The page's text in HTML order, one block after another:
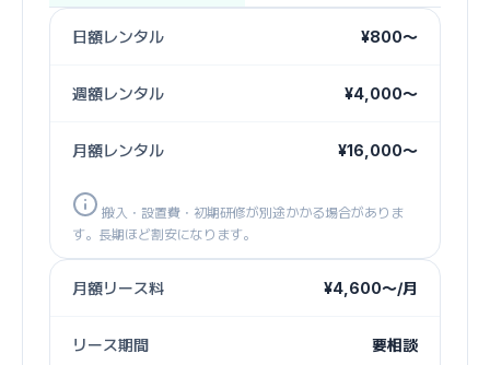
日額レンタル ¥800〜
週額レンタル ¥4,000〜
月額レンタル ¥16,000〜
搬入・設置費・初期研修が別途かかる場合がありま
す。長期ほど割安になります。
月額リース料 ¥4,600〜/月
リース期間 要相談